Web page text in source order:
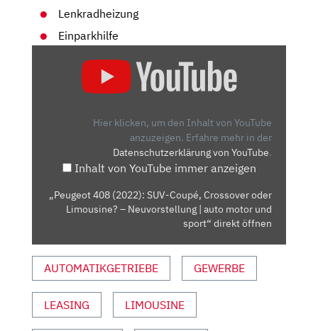
Lenkradheizung
Einparkhilfe
LIMOUSINE?
NEUVORSTELLUNG
MOTOR
UND
SPORT“
VON
Hier klicken, um den Inhalt von YouTube
anzuzeigen. Erfahre mehr in der
Datenschutzerklärung von YouTube.
Inhalt von YouTube immer anzeigen
„Peugeot 408 (2022): SUV-Coupé, Crossover oder
Limousine? – Neuvorstellung | auto motor und
sport“ direkt öffnen
AUTOMATIKGETRIEBE GEWERBE
LEASING LIMOUSINE